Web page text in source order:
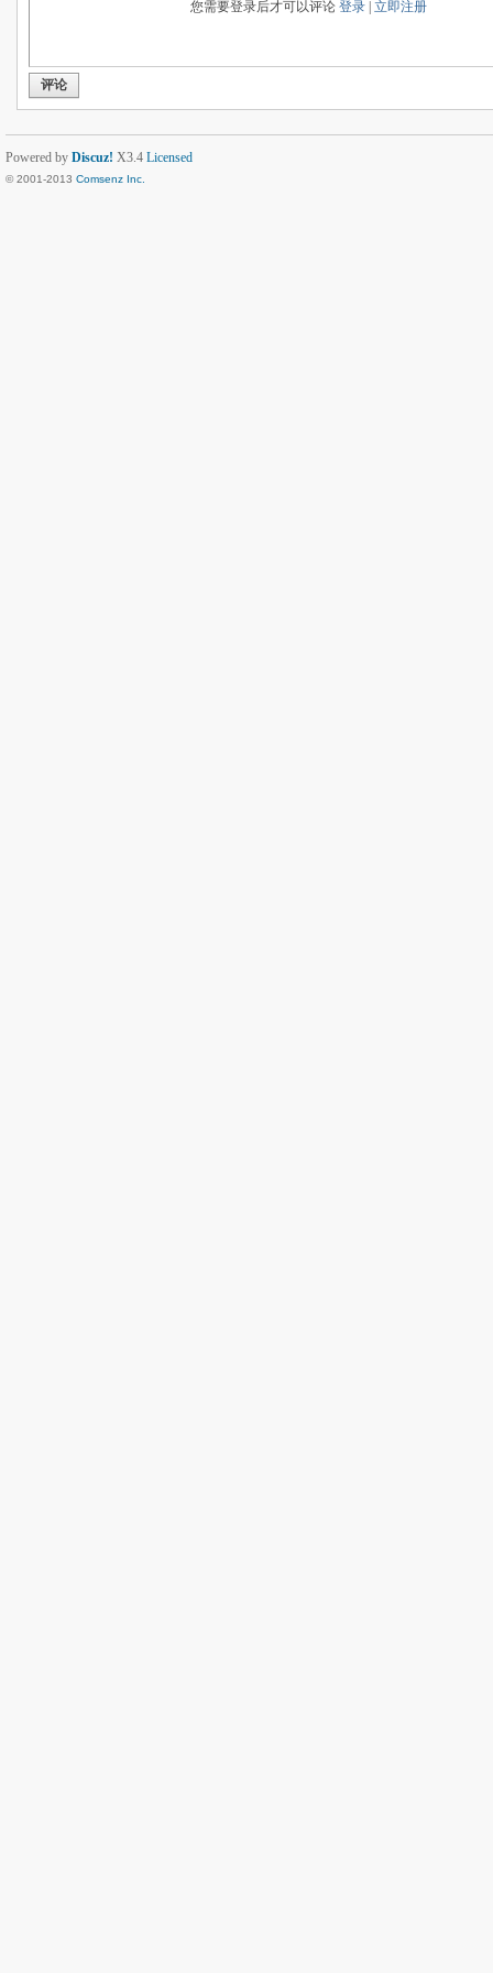
您需要登录后才可以评论 登录| 立即注册
评论
Powered by Discuz! X3.4 Licensed
© 2001-2013 Comsenz Inc.